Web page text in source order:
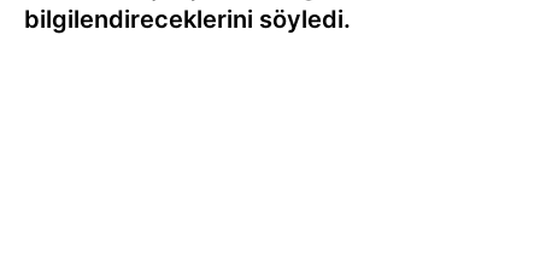
bilgilendireceklerini söyledi.